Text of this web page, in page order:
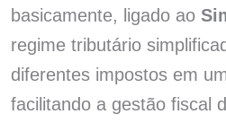
basicamente, ligado ao
regime tributário
diferentes impostos em
facilitando a gestão fiscal